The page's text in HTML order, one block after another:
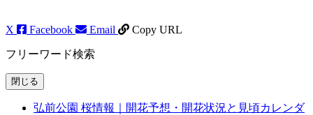
X Facebook Email Copy URL
フリーワード検索
閉じる
弘前公園 桜情報｜開花予想・開花状況と見頃カレンダ